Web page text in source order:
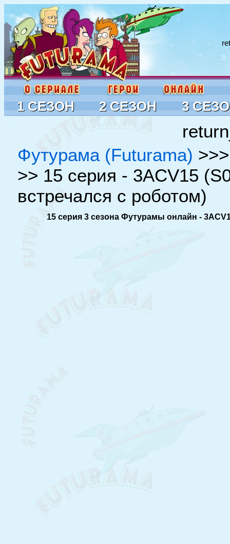
1 СЕЗОН 2 СЕЗОН 3
Футурама (Futurama)
>> 15 серия - 3ACV15
встречался с роботом)
15 серия 3 сезона Футурамы онлайн -